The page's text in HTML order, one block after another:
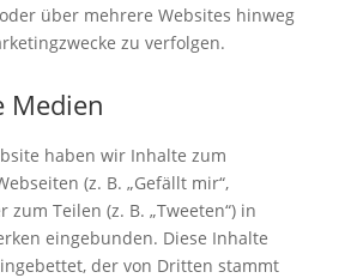
über mehrere Websites hinweg
zu verfolgen.
Medien
haben wir Inhalte zum
(z. B. „Gefällt mir“,
zum Teilen (z. B. „Tweeten“) in
eingebunden. Diese Inhalte
der von Dritten stammt